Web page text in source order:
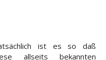
ist es so daß
allseits bekannten